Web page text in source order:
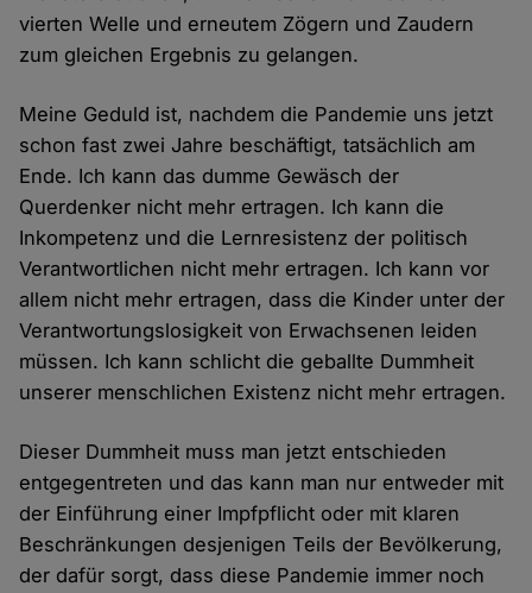
vierten Welle und erneutem Zögern und Zaudern
zum gleichen Ergebnis zu gelangen.
Meine Geduld ist, nachdem die Pandemie uns jetzt
schon fast zwei Jahre beschäftigt, tatsächlich am
Ende. Ich kann das dumme Gewäsch der
Querdenker nicht mehr ertragen. Ich kann die
Inkompetenz und die Lernresistenz der politisch
Verantwortlichen nicht mehr ertragen. Ich kann vor
allem nicht mehr ertragen, dass die Kinder unter der
Verantwortungslosigkeit von Erwachsenen leiden
müssen. Ich kann schlicht die geballte Dummheit
unserer menschlichen Existenz nicht mehr ertragen.
Dieser Dummheit muss man jetzt entschieden
entgegentreten und das kann man nur entweder mit
der Einführung einer Impfpflicht oder mit klaren
Beschränkungen desjenigen Teils der Bevölkerung,
der dafür sorgt, dass diese Pandemie immer noch